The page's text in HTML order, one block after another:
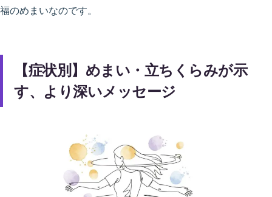
福のめまいなのです。
【症状別】めまい・立ちくらみが示
す、より深いメッセージ